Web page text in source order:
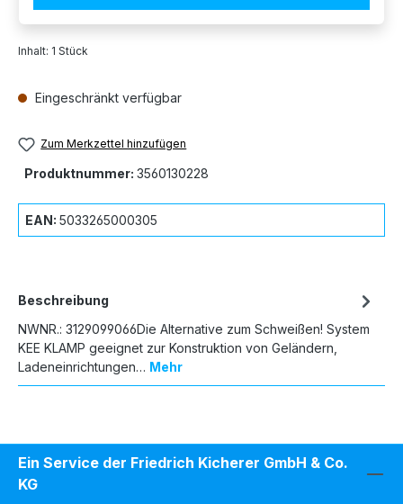
Inhalt: 1 Stück
Eingeschränkt verfügbar
Zum Merkzettel hinzufügen
Produktnummer: 3560130228
EAN: 5033265000305
Beschreibung
NWNR.: 3129099066Die Alternative zum Schweißen! System
KEE KLAMP geeignet zur Konstruktion von Geländern,
Ladeneinrichtungen… Mehr
Ein Service der Friedrich Kicherer GmbH & Co.
KG